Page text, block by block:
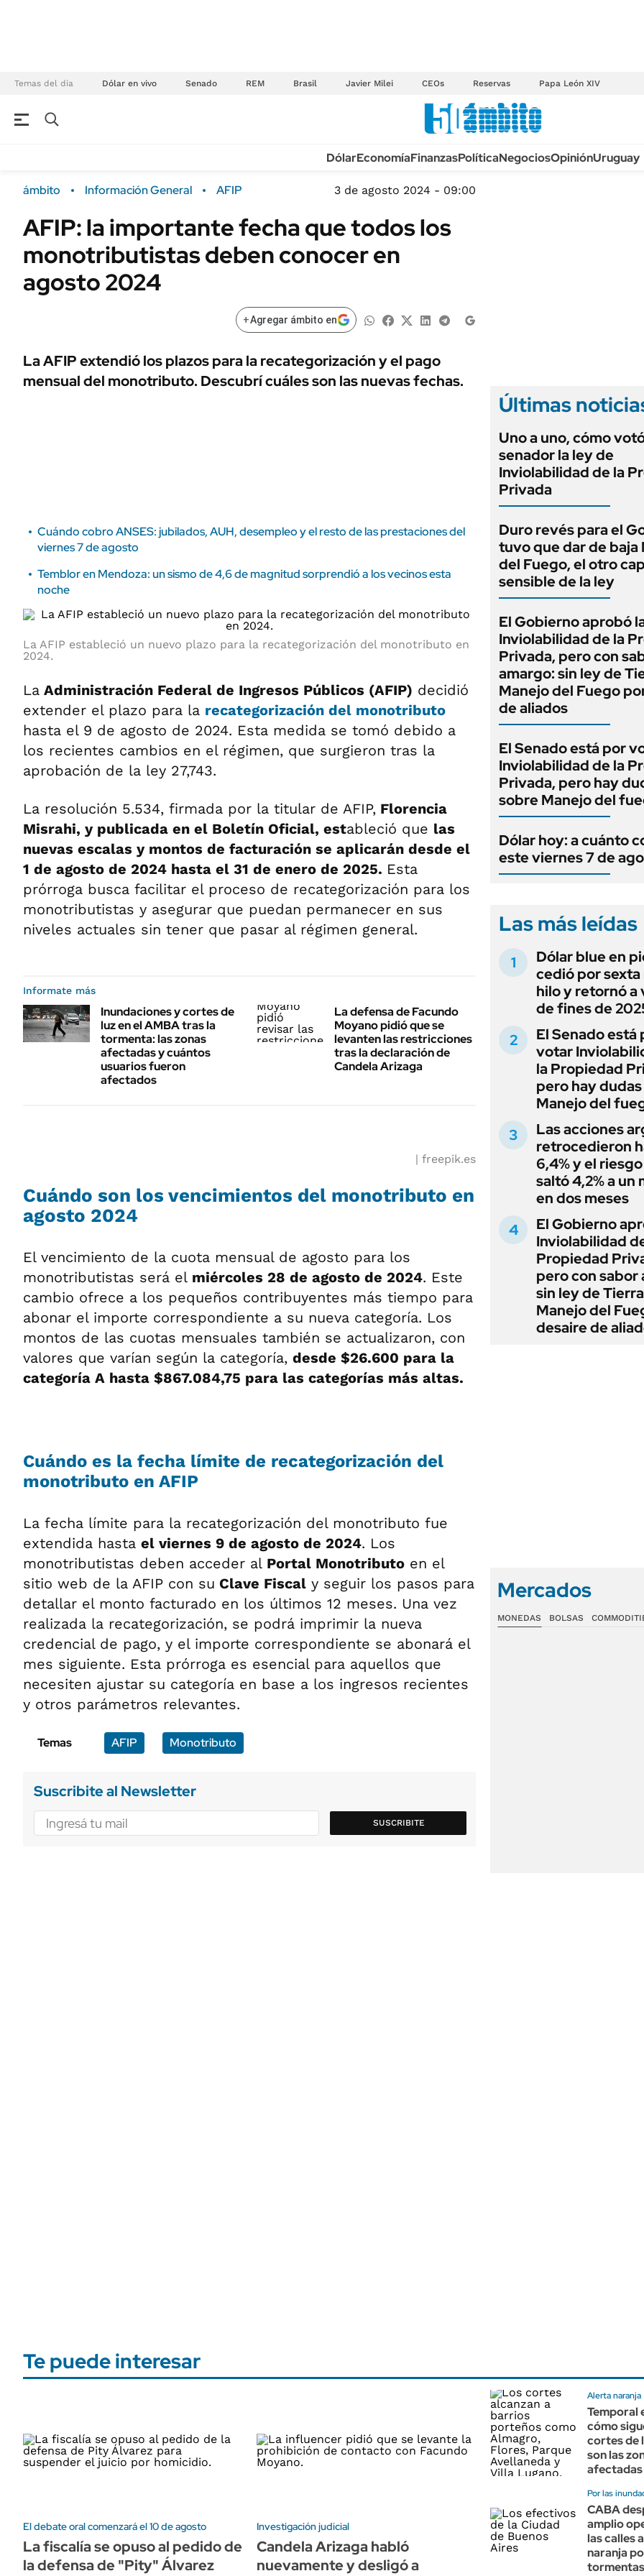
Temas del día Dólar en vivo Senado REM Brasil Javier Milei CEOs Reservas Papa León XIV
Campo
FINANZAS
Dólar
Sustentabilidad
Seguros
URUGUAY
TECNOLOGÍA
MÉXICO
MUNDO
INFORMACIÓN GENERAL
AUTOS
DólarEconomíaFinanzasPolíticaNegociosOpiniónUruguay
ámbito Información General AFIP 3 de agosto 2024 - 09:00
AFIP: la importante fecha que todos los
monotributistas deben conocer en
agosto 2024
+Agregar ámbito en
La AFIP extendió los plazos para la recategorización y el pago
mensual del monotributo. Descubrí cuáles son las nuevas fechas.
Cuándo cobro ANSES: jubilados, AUH, desempleo y el resto de las prestaciones del
viernes 7 de agosto
Temblor en Mendoza: un sismo de 4,6 de magnitud sorprendió a los vecinos esta
noche
La AFIP estableció un nuevo plazo para la recategorización del monotributo en
2024.
La Administración Federal de Ingresos Públicos (AFIP) decidió
extender el plazo para la recategorización del monotributo
hasta el 9 de agosto de 2024. Esta medida se tomó debido a
los recientes cambios en el régimen, que surgieron tras la
aprobación de la ley 27,743.
La resolución 5.534, firmada por la titular de AFIP, Florencia
Misrahi, y publicada en el Boletín Oficial, estableció que las
nuevas escalas y montos de facturación se aplicarán desde el
1 de agosto de 2024 hasta el 31 de enero de 2025. Esta
prórroga busca facilitar el proceso de recategorización para los
monotributistas y asegurar que puedan permanecer en sus
niveles actuales sin tener que pasar al régimen general.
Informate más
Inundaciones y cortes de
luz en el AMBA tras la
tormenta: las zonas
afectadas y cuántos
usuarios fueron
afectados
La defensa de Facundo
Moyano pidió que se
levanten las restricciones
tras la declaración de
Candela Arizaga
freepik.es
Cuándo son los vencimientos del monotributo en
agosto 2024
El vencimiento de la cuota mensual de agosto para los
monotributistas será el miércoles 28 de agosto de 2024. Este
cambio ofrece a los pequeños contribuyentes más tiempo para
abonar el importe correspondiente a su nueva categoría. Los
montos de las cuotas mensuales también se actualizaron, con
valores que varían según la categoría, desde $26.600 para la
categoría A hasta $867.084,75 para las categorías más altas.
Cuándo es la fecha límite de recategorización del
monotributo en AFIP
La fecha límite para la recategorización del monotributo fue
extendida hasta el viernes 9 de agosto de 2024. Los
monotributistas deben acceder al Portal Monotributo en el
sitio web de la AFIP con su Clave Fiscal y seguir los pasos para
detallar el monto facturado en los últimos 12 meses. Una vez
realizada la recategorización, se podrá imprimir la nueva
credencial de pago, y el importe correspondiente se abonará el
mes siguiente. Esta prórroga es esencial para aquellos que
necesiten ajustar su categoría en base a los ingresos recientes
y otros parámetros relevantes.
Temas AFIP Monotributo
Suscribite al Newsletter
SUSCRIBITE
Últimas
Uno a uno, cómo
senador la ley de
Inviolabilidad de la
Privada
Duro revés para el
tuvo que dar de baja
del Fuego, el otro
sensible de la ley
El Gobierno aprobó
Inviolabilidad de la
Privada, pero con
amargo: sin ley de
Manejo del Fuego
de aliados
El Senado está por
Inviolabilidad de la
Privada, pero hay
sobre Manejo del
Dólar hoy: a cuánto
este viernes 7 de
Las más leídas
Dólar blue en
cedió por sexta
hilo y retornó a
de fines de
El Senado está
votar
la Propiedad
pero hay
Manejo del
Las acciones
retrocedieron
6,4% y el
saltó 4,2% a un
en dos meses
El Gobierno
Inviolabilidad
Propiedad
pero con sabor
sin ley de
Manejo del
desaire de
Mercados
MONEDAS BOLSAS
Te puede interesar
El debate oral comenzará el 10 de agosto
La fiscalía se opuso al pedido de
la defensa de "Pity" Álvarez
Investigación judicial
Candela Arizaga habló
nuevamente y desligó a
Alerta naranja
Temporal
cómo
cortes de
son las
afectadas
Por las
CABA
amplio
las calles
naranja
tormentas